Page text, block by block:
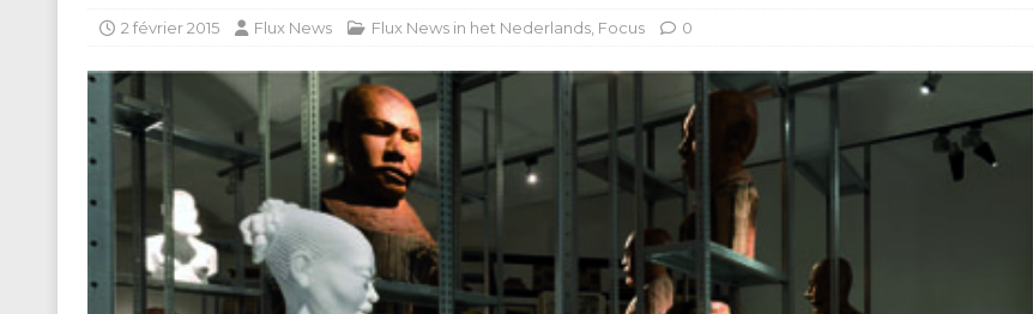
2 février 2015 Flux News Flux News in het Nederlands Focus 0